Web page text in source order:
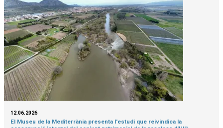
12.06.2026
El Museu de la Mediterrània presenta l'estudi que reivindica la